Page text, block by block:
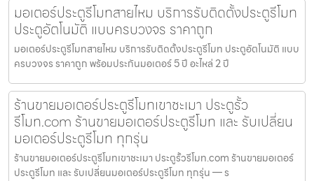
มอเตอร์ประตูรีโมทสายไหม บริการรับติดตั้งประตูรีโมท
ประตูอัตโนมัติ แบบครบวงจร ราคาถูก
มอเตอร์ประตูรีโมทสายไหม บริการรับติดตั้งประตูรีโมท ประตูอัตโนมัติ แบบ
ครบวงจร ราคาถูก พร้อมประกันมอเตอร์ 5 ปี อะไหล่ 2 ปี
ร้านขายมอเตอร์ประตูรีโมทเขาชะเมา ประตูรั้ว
รีโมท.com ร้านขายมอเตอร์ประตูรีโมท และ รับเปลี่ยน
มอเตอร์ประตูรีโมท ทุกรุ่น
ร้านขายมอเตอร์ประตูรีโมทเขาชะเมา ประตูรั้วรีโมท.com ร้านขายมอเตอร์
ประตูรีโมท และ รับเปลี่ยนมอเตอร์ประตูรีโมท ทุกรุ่น — ร